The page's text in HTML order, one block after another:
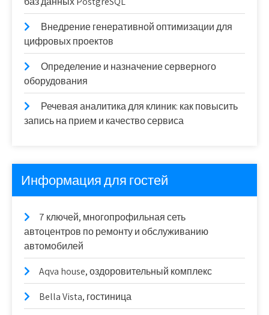
Внедрение генеративной оптимизации для
цифровых проектов
Определение и назначение серверного
оборудования
Речевая аналитика для клиник: как повысить
запись на прием и качество сервиса
Информация для гостей
7 ключей, многопрофильная сеть
автоцентров по ремонту и обслуживанию
автомобилей
Aqva house, оздоровительный комплекс
Bella Vista, гостиница